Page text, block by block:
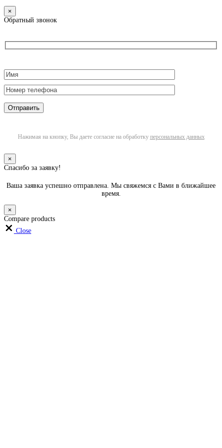
×
Обратный звонок
Нажимая на кнопку, Вы даете согласие на обработку персональных данных
×
Спасибо за заявку!
Ваша заявка успешно отправлена. Мы свяжемся с Вами в ближайшее
время.
×
Compare products
Close